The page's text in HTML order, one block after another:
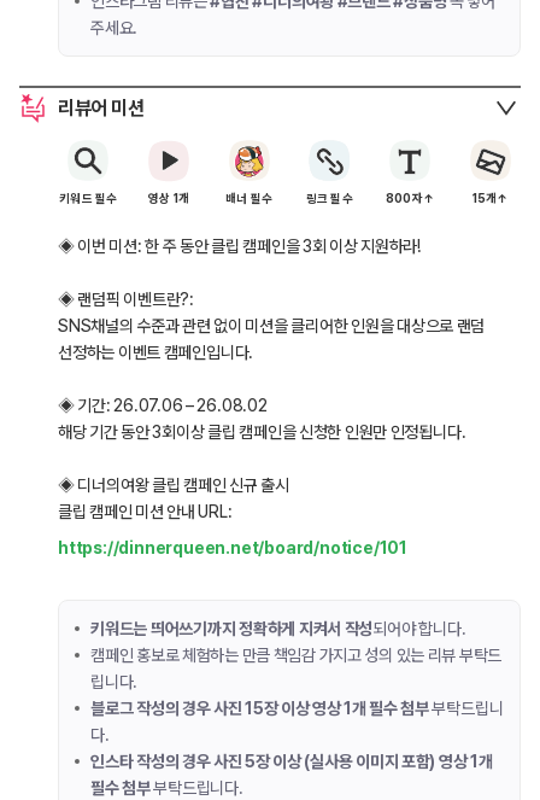
주세요.
리뷰어 미션
키워드 필수 영상 1개 배너 필수 링크 필수 800자↑ 15개↑
◈ 이번 미션: 한 주 동안 클립 캠페인을 3회 이상 지원하라!
◈ 랜덤픽 이벤트란?:
SNS채널의 수준과 관련 없이 미션을 클리어한 인원을 대상으로 랜덤
선정하는 이벤트 캠페인입니다.
◈ 기간: 26.07.06 – 26.08.02
해당 기간 동안 3회이상 클립 캠페인을 신청한 인원만 인정됩니다.
◈ 디너의여왕 클립 캠페인 신규 출시
클립 캠페인 미션 안내 URL:
https://dinnerqueen.net/board/notice/101
키워드는 띄어쓰기까지 정확하게 지켜서 작성되어야 합니다.
캠페인 홍보로 체험하는 만큼 책임감 가지고 성의 있는 리뷰 부탁드
립니다.
블로그 작성의 경우 사진 15장 이상 영상 1개 필수 첨부부탁드립니
다.
인스타 작성의 경우 사진 5장 이상 (실사용 이미지 포함) 영상 1개
필수 첨부부탁드립니다.